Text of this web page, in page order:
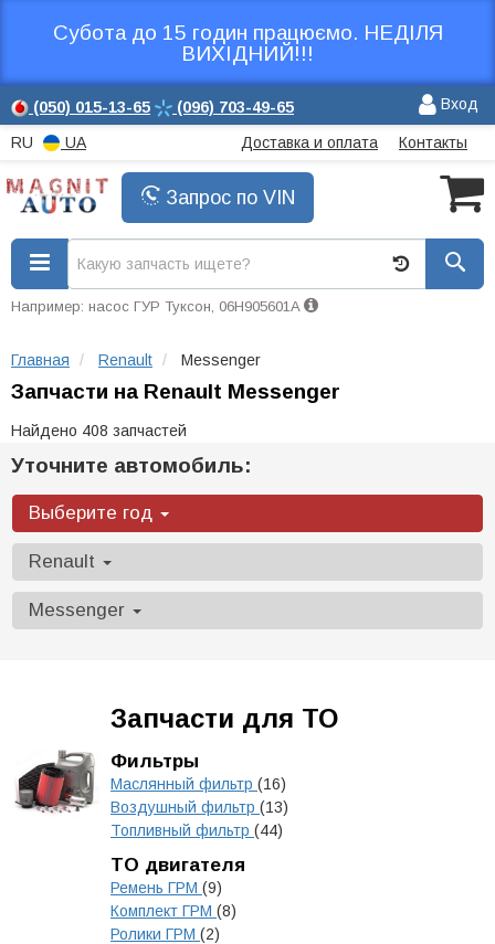
Субота до 15 годин працюємо. НЕДІЛЯ
ВИХІДНИЙ!!!
(050) 015-13-65 (096) 703-49-65 Вход
RU UA Доставка и оплата Контакты
Запрос по VIN
Например: насос ГУР Туксон, 06H905601A
Главная Renault Messenger
Запчасти на Renault Messenger
Найдено 408 запчастей
Уточните автомобиль:
Выберите год
Renault
Messenger
Запчасти для ТО
Фильтры
Маслянный фильтр (16)
Воздушный фильтр (13)
Топливный фильтр (44)
ТО двигателя
Ремень ГРМ (9)
Комплект ГРМ (8)
Ролики ГРМ (2)